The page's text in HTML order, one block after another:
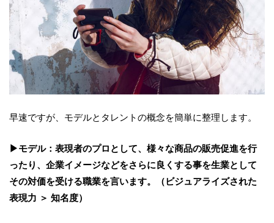
早速ですが、モデルとタレントの概念を簡単に整理します。
▶モデル：表現者のプロとして、様々な商品の販売促進を行
ったり、企業イメージなどをさらに良くする事を生業として
その対価を受ける職業を言います。（ビジュアライズされた
表現力 ＞ 知名度）